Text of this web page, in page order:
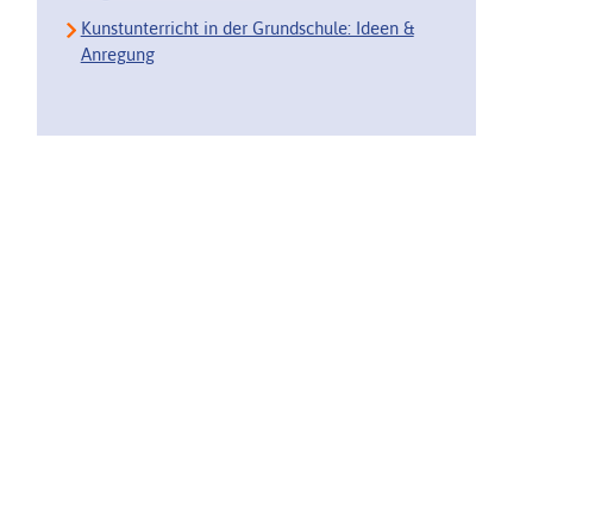
Kunstunterricht in der Grundschule: Ideen &
Anregung